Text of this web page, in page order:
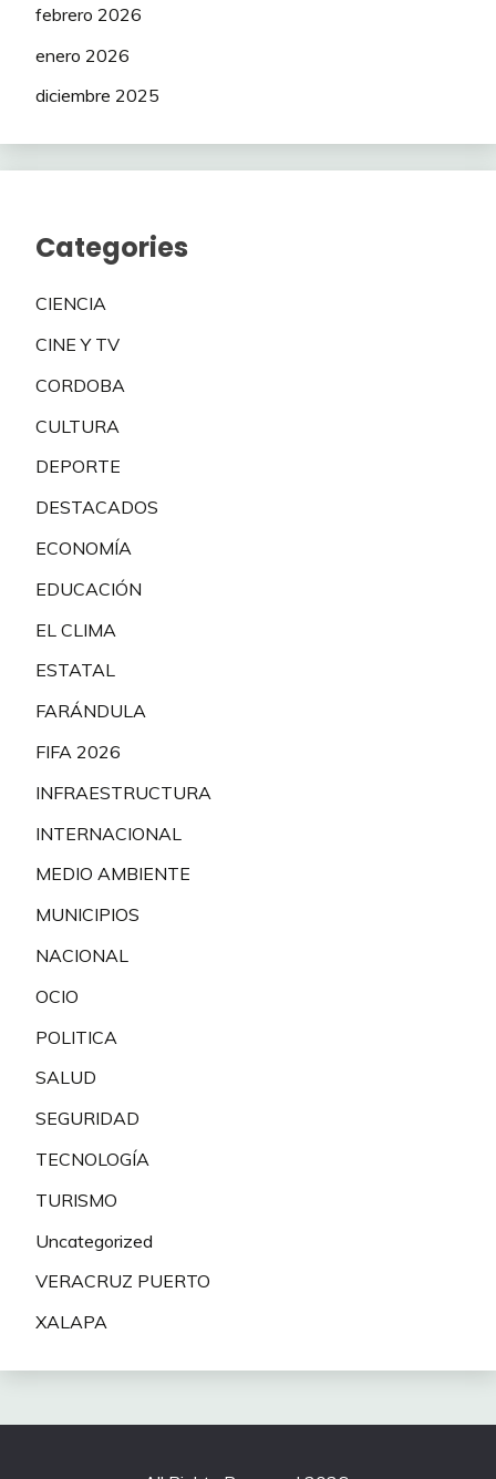
febrero 2026
enero 2026
diciembre 2025
Categories
CIENCIA
CINE Y TV
CORDOBA
CULTURA
DEPORTE
DESTACADOS
ECONOMÍA
EDUCACIÓN
EL CLIMA
ESTATAL
FARÁNDULA
FIFA 2026
INFRAESTRUCTURA
INTERNACIONAL
MEDIO AMBIENTE
MUNICIPIOS
NACIONAL
OCIO
POLITICA
SALUD
SEGURIDAD
TECNOLOGÍA
TURISMO
Uncategorized
VERACRUZ PUERTO
XALAPA